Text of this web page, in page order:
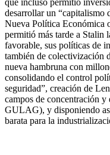
desarrollar un “capitalismo
Nueva Política Económica
permitió más tarde a Stalin
favorable, sus políticas de
también de colectivización
nueva hambruna con
consolidando el control
seguridad”, creación de
campos de concentración
GULAG), y disponiendo
barata para la